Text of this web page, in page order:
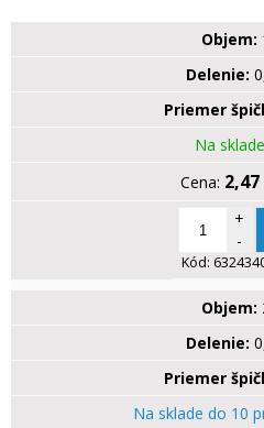
Objem:
Delenie:
Priemer
Na
+
-
Kód:
Objem:
Delenie:
Priemer
Na sklade do 10